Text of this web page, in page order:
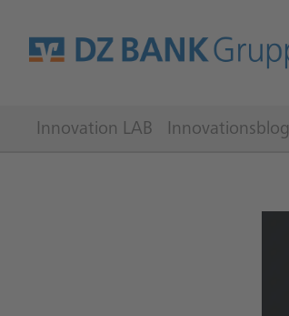
Innovation LAB Innovationsblog